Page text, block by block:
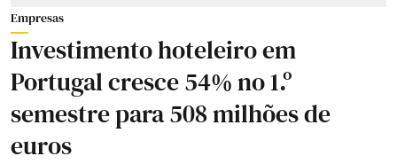
Empresas
Investimento hoteleiro em
Portugal cresce 54% no 1.º
semestre para 508 milhões de
euros